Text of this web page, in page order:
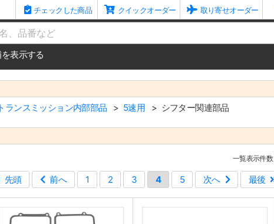
チェックした商品 クイックオーダー 取り寄せオーダー
表示する
トランスミッション内部部品 5速用 シフター関連部品
一覧表示件数
先頭
前へ 1 2 3 4 5 次へ 最後